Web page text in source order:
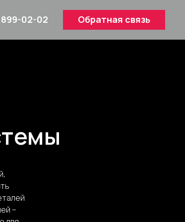
02-02 Обратная связь
–